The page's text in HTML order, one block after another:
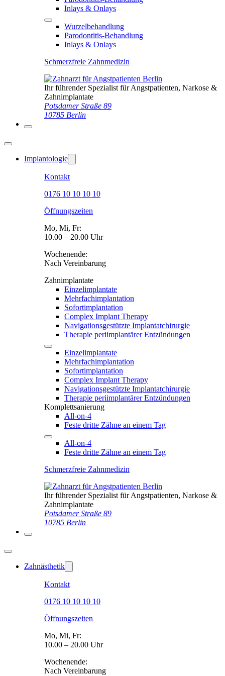
Inlays & Onlays
Wurzelbehandlung
Parodontitis-Behandlung
Inlays & Onlays
Schmerzfreie Zahnmedizin
Ihr führender Spezialist für Angstpatienten, Narkose &
Zahnimplantate
Potsdamer Straße 89
10785 Berlin
Implantologie
Kontakt
0176 10 10 10 10
Öffnungszeiten
Mo, Mi, Fr:
10.00 – 20.00 Uhr
Wochenende:
Nach Vereinbarung
Zahnimplantate
Einzelimplantate
Mehrfachimplantation
Sofortimplantation
Complex Implant Therapy
Navigationsgestützte Implantatchirurgie
Therapie periimplantärer Entzündungen
Einzelimplantate
Mehrfachimplantation
Sofortimplantation
Complex Implant Therapy
Navigationsgestützte Implantatchirurgie
Therapie periimplantärer Entzündungen
Komplettsanierung
All-on-4
Feste dritte Zähne an einem Tag
All-on-4
Feste dritte Zähne an einem Tag
Schmerzfreie Zahnmedizin
Ihr führender Spezialist für Angstpatienten, Narkose &
Zahnimplantate
Potsdamer Straße 89
10785 Berlin
Zahnästhetik
Kontakt
0176 10 10 10 10
Öffnungszeiten
Mo, Mi, Fr:
10.00 – 20.00 Uhr
Wochenende:
Nach Vereinbarung